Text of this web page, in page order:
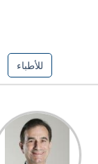
للأطباء